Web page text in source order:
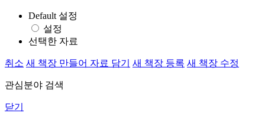
Default 설정
설정
선택한 자료
취소 새 책장 만들어 자료 담기 새 책장 등록 새 책장 수정
관심분야 검색
닫기